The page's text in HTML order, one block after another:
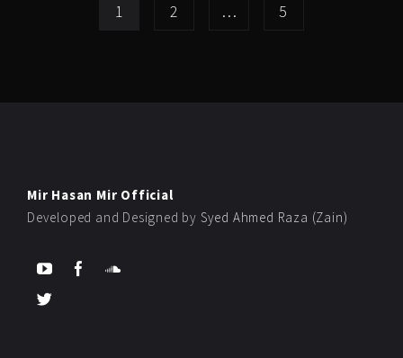
1 2 … 5
Mir Hasan Mir Official
Developed and Designed by Syed Ahmed Raza (Zain)